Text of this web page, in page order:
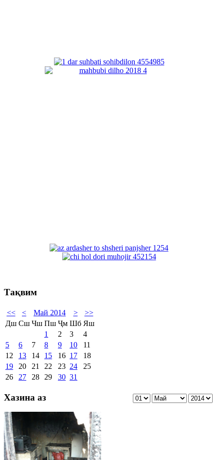
Тақвим
<< < Май 2014 >
>>
Дш Сш Чш Пш Ҷм Шб Яш
1
2 3
4
5
6 7 8 9 10
11
12
13 14 15 16 17
18
19
20 21 22 23 24
25
26
27 28 29 30 31
Хазина аз